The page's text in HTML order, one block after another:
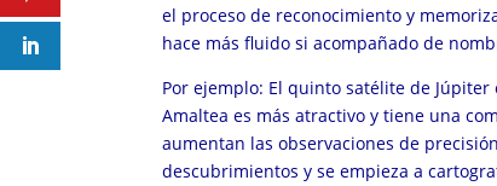
el proceso de reconocimiento y
hace más fluido si acompañado de
Por ejemplo: El quinto satélite de
Amaltea es más atractivo y tiene una
aumentan las observaciones de
descubrimientos y se empieza a